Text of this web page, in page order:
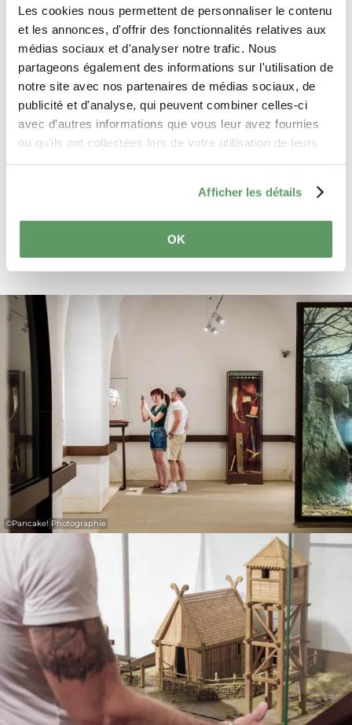
Les cookies nous permettent de personnaliser le contenu
et les annonces, d'offrir des fonctionnalités relatives aux
médias sociaux et d'analyser notre trafic. Nous
partageons également des informations sur l'utilisation de
notre site avec nos partenaires de médias sociaux, de
publicité et d'analyse, qui peuvent combiner celles-ci
avec d'autres informations que vous leur avez fournies
ou qu'ils ont collectées lors de votre utilisation de leurs
Afficher les détails
OK
Ik ga ermee akkoord dat de gegevens die
met dit formulier worden verzonden
uitsluitend ter verwerking van mijn
aanvraag worden gebruikt. De gegevens
worden verwerkt op basis van de
©Pancake! Photographie